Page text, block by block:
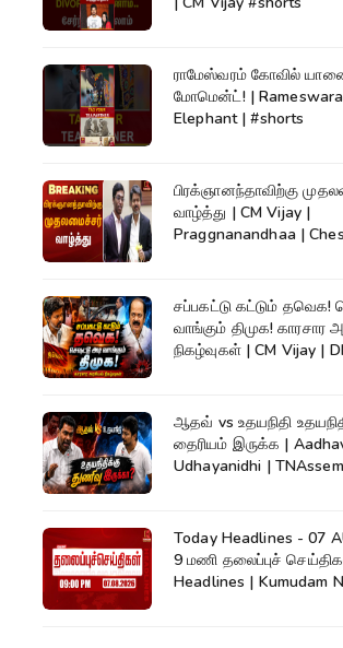
ராமேஸ்வரம் கோவில்
மோமென்ட்! |
Elephant | #shorts
பிரக்ஞானந்தாவிற்கு
வாழ்த்து | CM Vijay |
Praggnanandhaa |
சப்பகட்டு கட்டும் தவெக!
வாங்கும் திமுக! காரசார
நிகழ்வுகள் | CM Vijay |
ஆதவ் vs உதயநிதி
தைரியம் இருக்க | Aadhav Arjuna |
Udhayanidhi |
Today Headlines - 07
9 மணி தலைப்புச்
Headlines | Kumudam